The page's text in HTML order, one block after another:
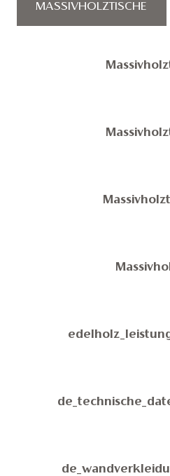
MASSIVHOLZTISCHE